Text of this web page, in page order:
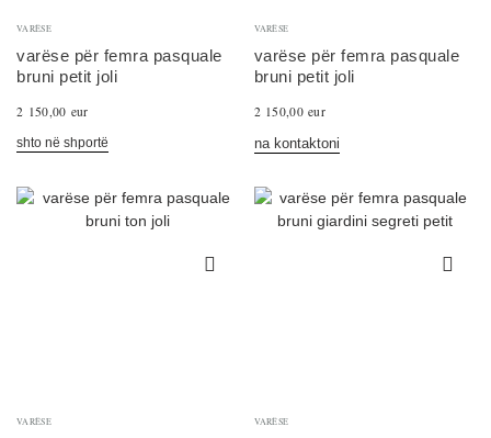
VARËSE
varëse për femra pasquale
bruni petit joli
2 150,00 eur
shto në shportë
VARËSE
varëse për femra pasquale
bruni petit joli
2 150,00 eur
na kontaktoni
VARËSE VARËSE